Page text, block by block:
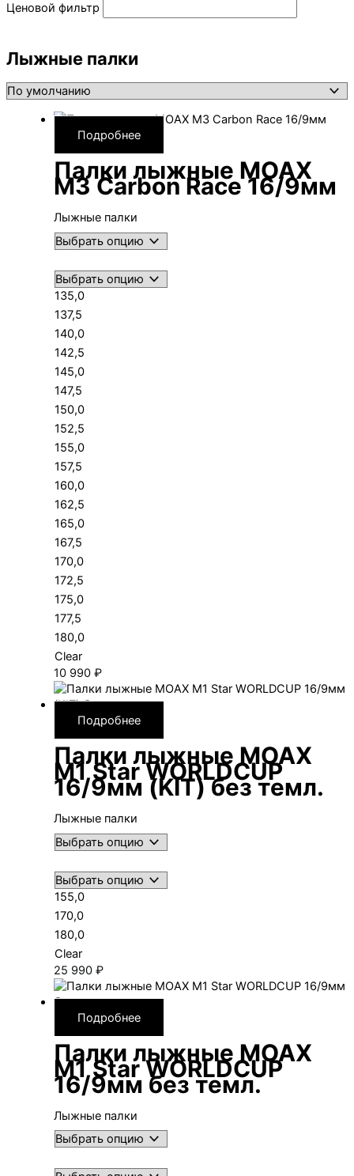
Ценовой фильтр
Лыжные палки
Подробнее
Палки лыжные MOAX
M3 Carbon Race 16/9мм
Лыжные палки
135,0
137,5
140,0
142,5
145,0
147,5
150,0
152,5
155,0
157,5
160,0
162,5
165,0
167,5
170,0
172,5
175,0
177,5
180,0
Clear
10 990 ₽
Подробнее
Палки лыжные MOAX
M1 Star WORLDCUP
16/9мм (KIT) без темл.
Лыжные палки
155,0
170,0
180,0
Clear
25 990 ₽
Подробнее
Палки лыжные MOAX
M1 Star WORLDCUP
16/9мм без темл.
Лыжные палки